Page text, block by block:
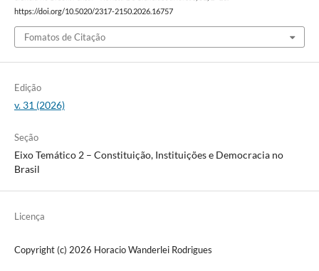
https://doi.org/10.5020/2317-2150.2026.16757
Fomatos de Citação
Edição
v. 31 (2026)
Seção
Eixo Temático 2 – Constituição, Instituições e Democracia no
Brasil
Licença
Copyright (c) 2026 Horacio Wanderlei Rodrigues